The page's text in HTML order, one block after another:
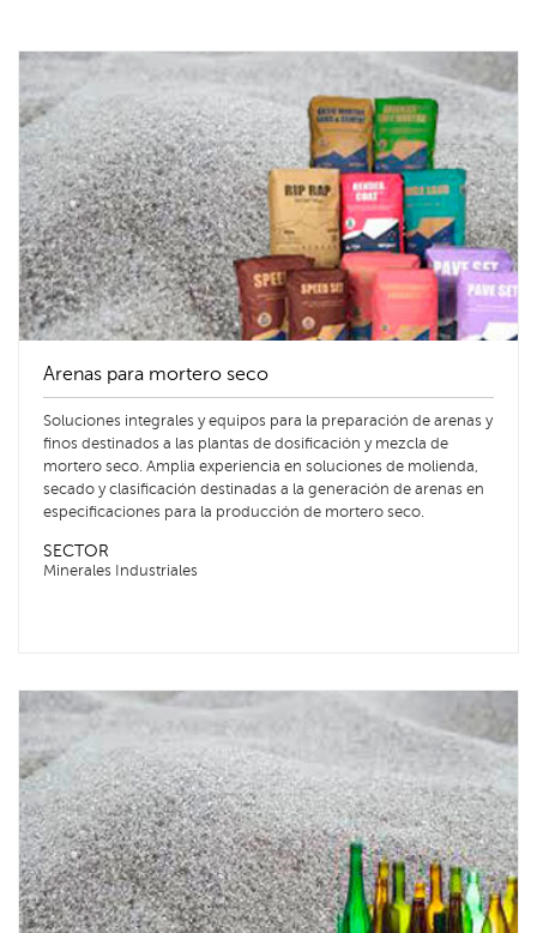
Arenas para mortero seco
Soluciones integrales y equipos para la preparación de arenas y
finos destinados a las plantas de dosificación y mezcla de
mortero seco. Amplia experiencia en soluciones de molienda,
secado y clasificación destinadas a la generación de arenas en
especificaciones para la producción de mortero seco.
SECTOR
Minerales Industriales